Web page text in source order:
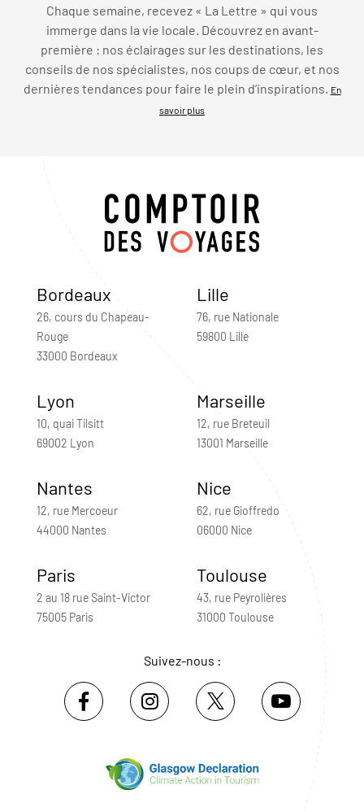
Chaque semaine, recevez « La Lettre » qui vous
immerge dans la vie locale. Découvrez en avant-
première : nos éclairages sur les destinations, les
conseils de nos spécialistes, nos coups de cœur, et nos
dernières tendances pour faire le plein d’inspirations.
En
savoir plus
Bordeaux
26, cours du Chapeau-
Rouge
33000 Bordeaux
Lille
76, rue Nationale
59800 Lille
Lyon
10, quai Tilsitt
69002 Lyon
Marseille
12, rue Breteuil
13001 Marseille
Nantes
12, rue Mercoeur
44000 Nantes
Nice
62, rue Gioffredo
06000 Nice
Paris
2 au 18 rue Saint-Victor
75005 Paris
Toulouse
43, rue Peyrolières
31000 Toulouse
Suivez-nous :